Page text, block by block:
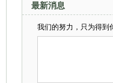
最新消息
我们的努力，只为得到